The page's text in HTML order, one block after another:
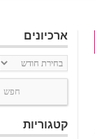
ארכיונים
ארכיונים
קטגוריות